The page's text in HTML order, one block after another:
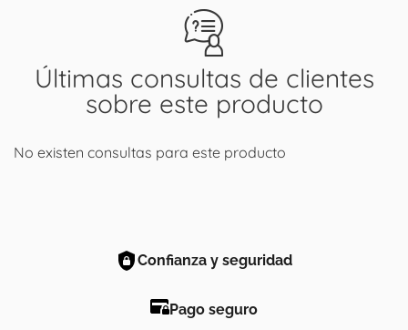
Últimas consultas de clientes
sobre este producto
No existen consultas para este producto
Confianza y seguridad
Pago seguro